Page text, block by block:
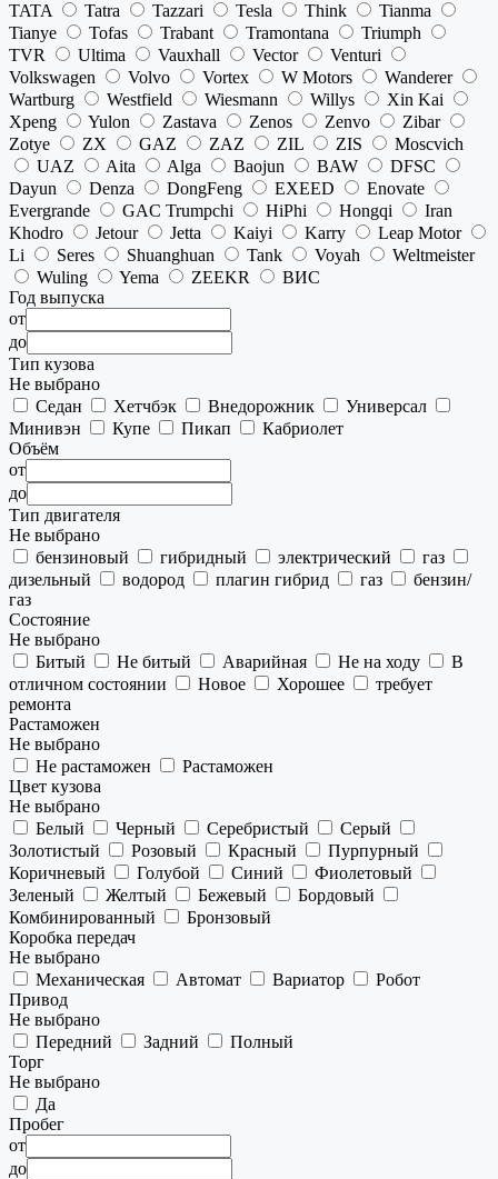
TATA
Tatra Tazzari Tesla Think
Tianma
Tianye
Tofas Trabant Tramontana
Triumph
TVR
Ultima Vauxhall Vector
Venturi
Volkswagen
Volvo Vortex W Motors
Wanderer
Wartburg
Westfield Wiesmann Willys
Xin Kai
Xpeng
Yulon Zastava Zenos Zenvo
Zibar
Zotye
ZX GAZ ZAZ ZIL ZIS
Moscvich
UAZ
Aita Alga Baojun BAW
DFSC
Dayun
Denza DongFeng EXEED
Enovate
Evergrande
GAC Trumpchi HiPhi Hongqi
Iran
Khodro
Jetour Jetta Kaiyi Karry
Leap Motor
Li
Seres Shuanghuan Tank Voyah
Weltmeister
Wuling
Yema ZEEKR
ВИС
Год выпуска
от
до
Тип кузова
Не выбрано
Седан
Хетчбэк Внедорожник
Универсал
Минивэн
Купе Пикап
Кабриолет
Объём
от
до
Тип двигателя
Не выбрано
бензиновый
гибридный электрический
газ
дизельный
водород плагин гибрид газ
бензин/
газ
Состояние
Не выбрано
Битый
Не битый Аварийная Не на ходу
В
отличном состоянии
Новое Хорошее
требует
ремонта
Растаможен
Не выбрано
Не растаможен
Растаможен
Цвет кузова
Не выбрано
Белый
Черный Серебристый
Серый
Золотистый
Розовый Красный
Пурпурный
Коричневый
Голубой Синий
Фиолетовый
Зеленый
Желтый Бежевый
Бордовый
Комбинированный
Бронзовый
Коробка передач
Не выбрано
Механическая
Автомат Вариатор
Робот
Привод
Не выбрано
Передний
Задний
Полный
Торг
Не выбрано
Да
Пробег
от
до